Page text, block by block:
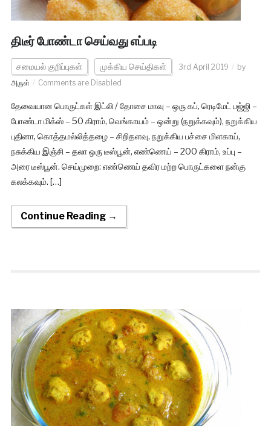
திடீர் போண்டா செய்வது எப்படி
சமையல் குறிப்புகள் முக்கிய செய்திகள் 3rd April 2019
by
அருள்
Comments are Disabled
தேவையான பொருட்கள் இட்லி / தோசை மாவு – ஒரு கப், ரெடிமேட் பஜ்ஜி –
போண்டா மிக்ஸ் – 50 கிராம், வெங்காயம் – ஒன்று (நறுக்கவும்), நறுக்கிய
புதினா, கொத்தமல்லித்தழை – சிறிதளவு, நறுக்கிய பச்சை மிளகாய்,
நசுக்கிய இஞ்சி – தலா ஒரு டீஸ்பூன், எண்ணெய் – 200 கிராம், உப்பு –
அரை டீஸ்பூன். செய்முறை: எண்ணெய் தவிர மற்ற பொருட்களை நன்கு
கலக்கவும். […]
Continue Reading →